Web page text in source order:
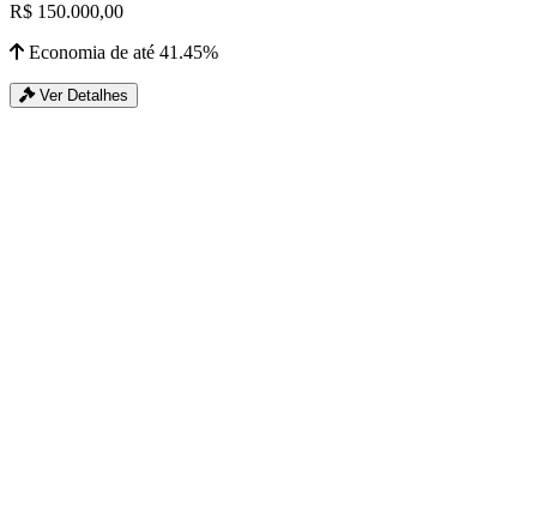
R$ 150.000,00
Economia de até 41.45%
Ver Detalhes